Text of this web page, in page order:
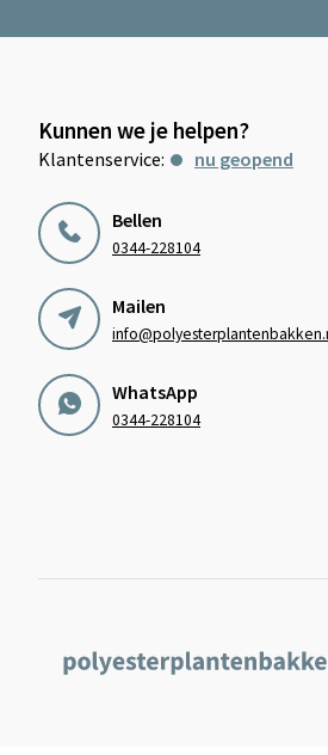
Kunnen we je helpen?
Klantenservice: nu geopend
Bellen
0344-228104
Mailen
WhatsApp
0344-228104